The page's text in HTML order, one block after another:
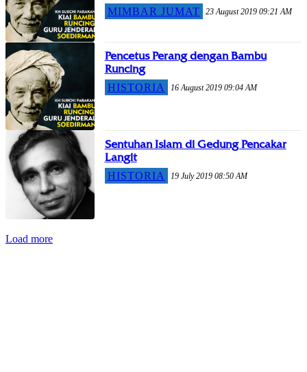
MIMBAR JUMAT 23 August 2019 09:21 AM
Pencetus Perang dengan Bambu
Runcing
HISTORIA 16 August 2019 09:04 AM
Sentuhan Islam di Gedung Pencakar
Langit
HISTORIA 19 July 2019 08:50 AM
Load more